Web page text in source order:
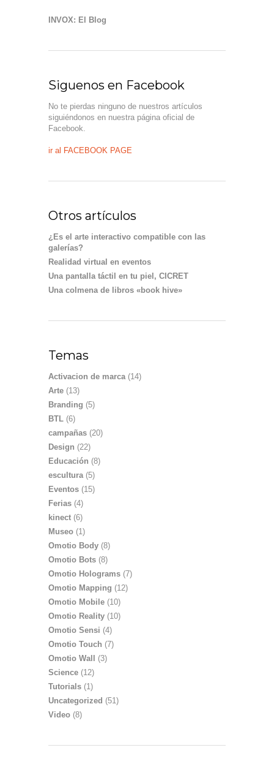
INVOX: El Blog
Siguenos en Facebook
No te pierdas ninguno de nuestros artículos
siguiéndonos en nuestra página oficial de
Facebook.
ir al FACEBOOK PAGE
Otros artículos
¿Es el arte interactivo compatible con las
galerías?
Realidad virtual en eventos
Una pantalla táctil en tu piel, CICRET
Una colmena de libros «book hive»
Temas
Activacion de marca(14)
Arte (13)
Branding (5)
BTL (6)
campañas (20)
Design (22)
Educación (8)
escultura(5)
Eventos (15)
Ferias (4)
kinect (6)
Museo (1)
Omotio Body (8)
Omotio Bots (8)
Omotio Holograms (7)
Omotio Mapping (12)
Omotio Mobile (10)
Omotio Reality (10)
Omotio Sensi (4)
Omotio Touch (7)
Omotio Wall
(3)
Science (12)
Tutorials (1)
Uncategorized (51)
Video (8)